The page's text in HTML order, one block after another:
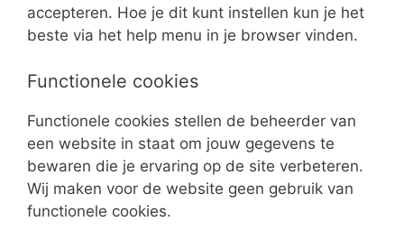
accepteren. Hoe je dit kunt instellen kun je het
beste via het help menu in je browser vinden.
Functionele cookies
Functionele cookies stellen de beheerder van
een website in staat om jouw gegevens te
bewaren die je ervaring op de site verbeteren.
Wij maken voor de website geen gebruik van
functionele cookies.